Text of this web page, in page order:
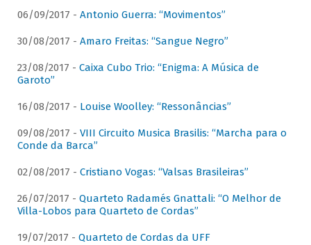
06/09/2017 - Antonio Guerra: “Movimentos”
30/08/2017 - Amaro Freitas: “Sangue Negro”
23/08/2017 - Caixa Cubo Trio: “Enigma: A Música de
Garoto”
16/08/2017 - Louise Woolley: “Ressonâncias”
09/08/2017 - VIII Circuito Musica Brasilis: “Marcha para o
Conde da Barca”
02/08/2017 - Cristiano Vogas: “Valsas Brasileiras”
26/07/2017 - Quarteto Radamés Gnattali: “O Melhor de
Villa-Lobos para Quarteto de Cordas”
19/07/2017 - Quarteto de Cordas da UFF